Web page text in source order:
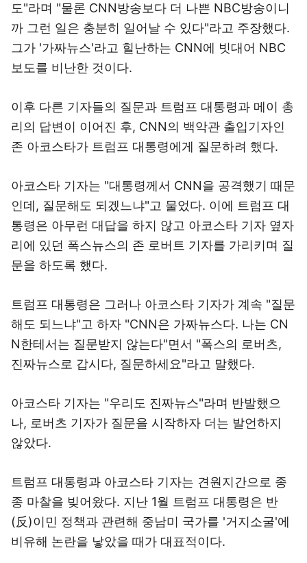
도"라며 "물론 CNN방송보다 더 나쁜 NBC방송이니
까 그런 일은 충분히 일어날 수 있다"라고 주장했다.
그가 '가짜뉴스'라고 힐난하는 CNN에 빗대어 NBC
보도를 비난한 것이다.
이후 다른 기자들의 질문과 트럼프 대통령과 메이 총
리의 답변이 이어진 후, CNN의 백악관 출입기자인
존 아코스타가 트럼프 대통령에게 질문하려 했다.
아코스타 기자는 "대통령께서 CNN을 공격했기 때문
인데, 질문해도 되겠느냐"고 물었다. 이에 트럼프 대
통령은 아무런 대답을 하지 않고 아코스타 기자 옆자
리에 있던 폭스뉴스의 존 로버트 기자를 가리키며 질
문을 하도록 했다.
트럼프 대통령은 그러나 아코스타 기자가 계속 "질문
해도 되느냐"고 하자 "CNN은 가짜뉴스다. 나는 CN
N한테서는 질문받지 않는다"면서 "폭스의 로버츠,
진짜뉴스로 갑시다, 질문하세요"라고 말했다.
아코스타 기자는 "우리도 진짜뉴스"라며 반발했으
나, 로버츠 기자가 질문을 시작하자 더는 발언하지
않았다.
트럼프 대통령과 아코스타 기자는 견원지간으로 종
종 마찰을 빚어왔다. 지난 1월 트럼프 대통령은 반
(反)이민 정책과 관련해 중남미 국가를 '거지소굴'에
비유해 논란을 낳았을 때가 대표적이다.